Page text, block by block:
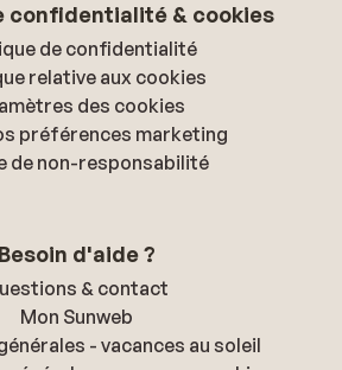
confidentialité & cookies
de confidentialité
relative aux cookies
des cookies
préférences marketing
de non-responsabilité
Besoin d'aide ?
& contact
Mon Sunweb
- vacances au soleil